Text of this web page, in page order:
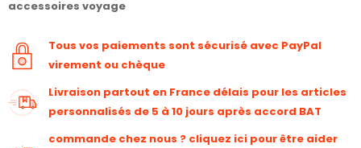
accessoires voyage
Tous vos paiements sont sécurisé avec PayPal
virement ou chèque
Livraison partout en France délais pour les articles
personnalisés de 5 à 10 jours après accord BAT
commande chez nous ? cliquez ici pour être aider